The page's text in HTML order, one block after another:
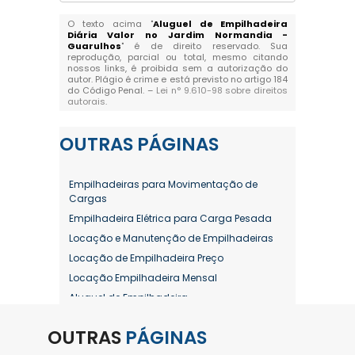
O texto acima "Aluguel de Empilhadeira
Diária Valor no Jardim Normandia -
Guarulhos" é de direito reservado. Sua
reprodução, parcial ou total, mesmo citando
nossos links, é proibida sem a autorização do
autor. Plágio é crime e está previsto no artigo 184
do Código Penal. – Lei n° 9.610-98 sobre direitos
autorais.
OUTRAS PÁGINAS
Empilhadeiras para Movimentação de
Cargas
Empilhadeira Elétrica para Carga Pesada
Locação e Manutenção de Empilhadeiras
Locação de Empilhadeira Preço
Locação Empilhadeira Mensal
Aluguel de Empilhadeira
Aluguel de Empilhadeira Diária Valor
OUTRAS PÁGINAS